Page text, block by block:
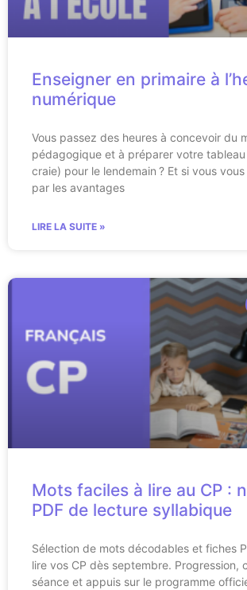
Enseigner en primaire à
numérique
Vous passez des heures à concevoir du
pédagogique et à préparer votre
craie) pour le lendemain ? Et si vous
par les avantages
LIRE LA SUITE »
Mots faciles à lire au CP :
PDF de lecture syllabique
Sélection de mots décodables et fiches
lire vos CP dès septembre. Progression,
séance et appuis sur le programme